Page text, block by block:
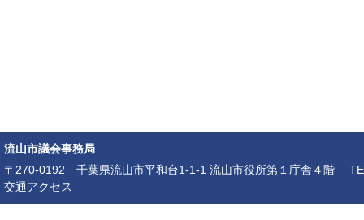
流山市議会事務局
〒270-0192 千葉県流山市平和台1-1-1 流山市役所第１庁舎４階
交通アクセス